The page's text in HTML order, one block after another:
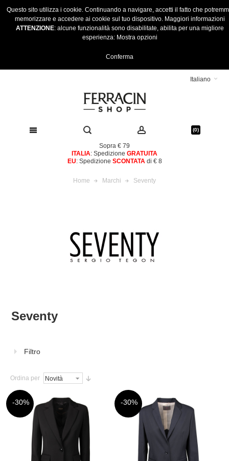
Questo sito utilizza i cookie. Continuando a navigare, accetti il fatto che
memorizzare e accedere ai cookie sul tuo dispositivo. Maggiori informazioni
ATTENZIONE: alcune funzionalità sono disabilitate, abilita per una migliore
esperienza: Mostra opzioni
Conferma
Italiano
(0)
Sopra € 79
ITALIA: Spedizione GRATUITA
EU: Spedizione SCONTATAdi € 8
Home Marchi Seventy
Seventy
Filtro
Ordina per
-30% -30%